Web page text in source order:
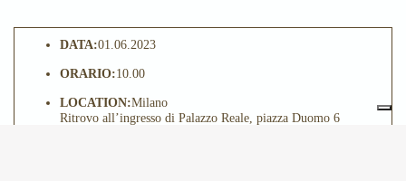
DATA:01.06.2023
ORARIO:10.00
LOCATION:Milano
Ritrovo all’ingresso di Palazzo Reale, piazza Duomo 6